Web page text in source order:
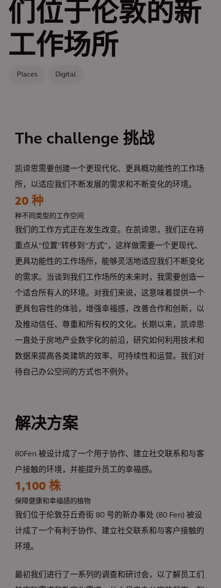
们位于伦敦的新
工作场所
Places Digital
The challenge 挑战
凯谛思需要创建一个更现代化、更具概功能性的工作场
所，以适应我们不断发展的需求和不断变化的环境。
20 种
种不同类型的工作空间
我们的工作方式正在发生改变。在凯谛思，我们正在将
重点从“位置”转移到“方式”，这样做需要一个更现代、
更具功能性的工作场所，能够灵活地适应我们不断变化
的需求。当谈到我们工作场所的未来时，我需要创造一
个适合所有人的环境。对我们来说，这意味着提供一个
更具包容性的体验，增强幸福感，改善合作和创新，以
及推动信任、尊重和所有权的文化。长期以来，凯谛思
一直处于房地产业数字化的前沿，研究如何利用技术和
数据来提高各类建筑的效率、可持续性和运营。我们对
待自己办公空间的方式也不例外。
解决方案
80Fen 被设计成了一个用于协作、建立社交联系和与客
户接触的环境，并能提升员工的幸福感。
1,100 株
保障健康和幸福感的植物
我们位于伦敦芬丘奇街 80 号的新办事处 (80 Fen) 被设
计成了一个有利于协作、建立社交联系和与客户接触的
环境。
最初我们进行了一系列的调查和研讨会，以了解员工们